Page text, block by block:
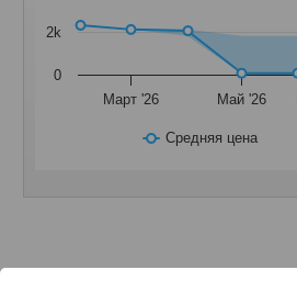
Средняя цена
Март '26 Май '26
0
2k